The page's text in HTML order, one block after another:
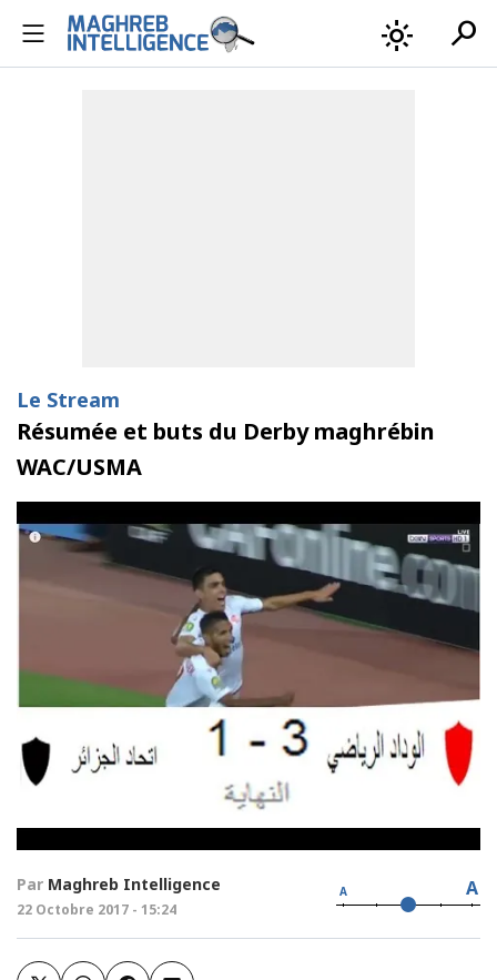
light_mode search
Le Stream
Résumée et buts du Derby maghrébin
WAC/USMA
Par Maghreb Intelligence
22 Octobre 2017 - 15:24
A A